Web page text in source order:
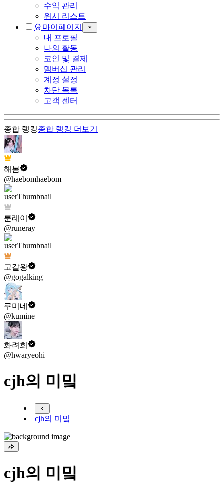
수익 관리
위시 리스트
마이페이지
내 프로필
나의 활동
코인 및 결제
멤버십 관리
계정 설정
차단 목록
고객 센터
종합 랭킹종합 랭킹 더보기
해봄
@haebomhaebom
룬레이
@runeray
고갈왕
@gogalking
쿠미네
@kumine
화려희
@hwaryeohi
cjh의 미밐
cjh의 미밐
cjh의 미밐